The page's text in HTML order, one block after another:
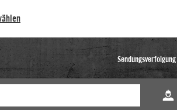
Sendungsverfolgung